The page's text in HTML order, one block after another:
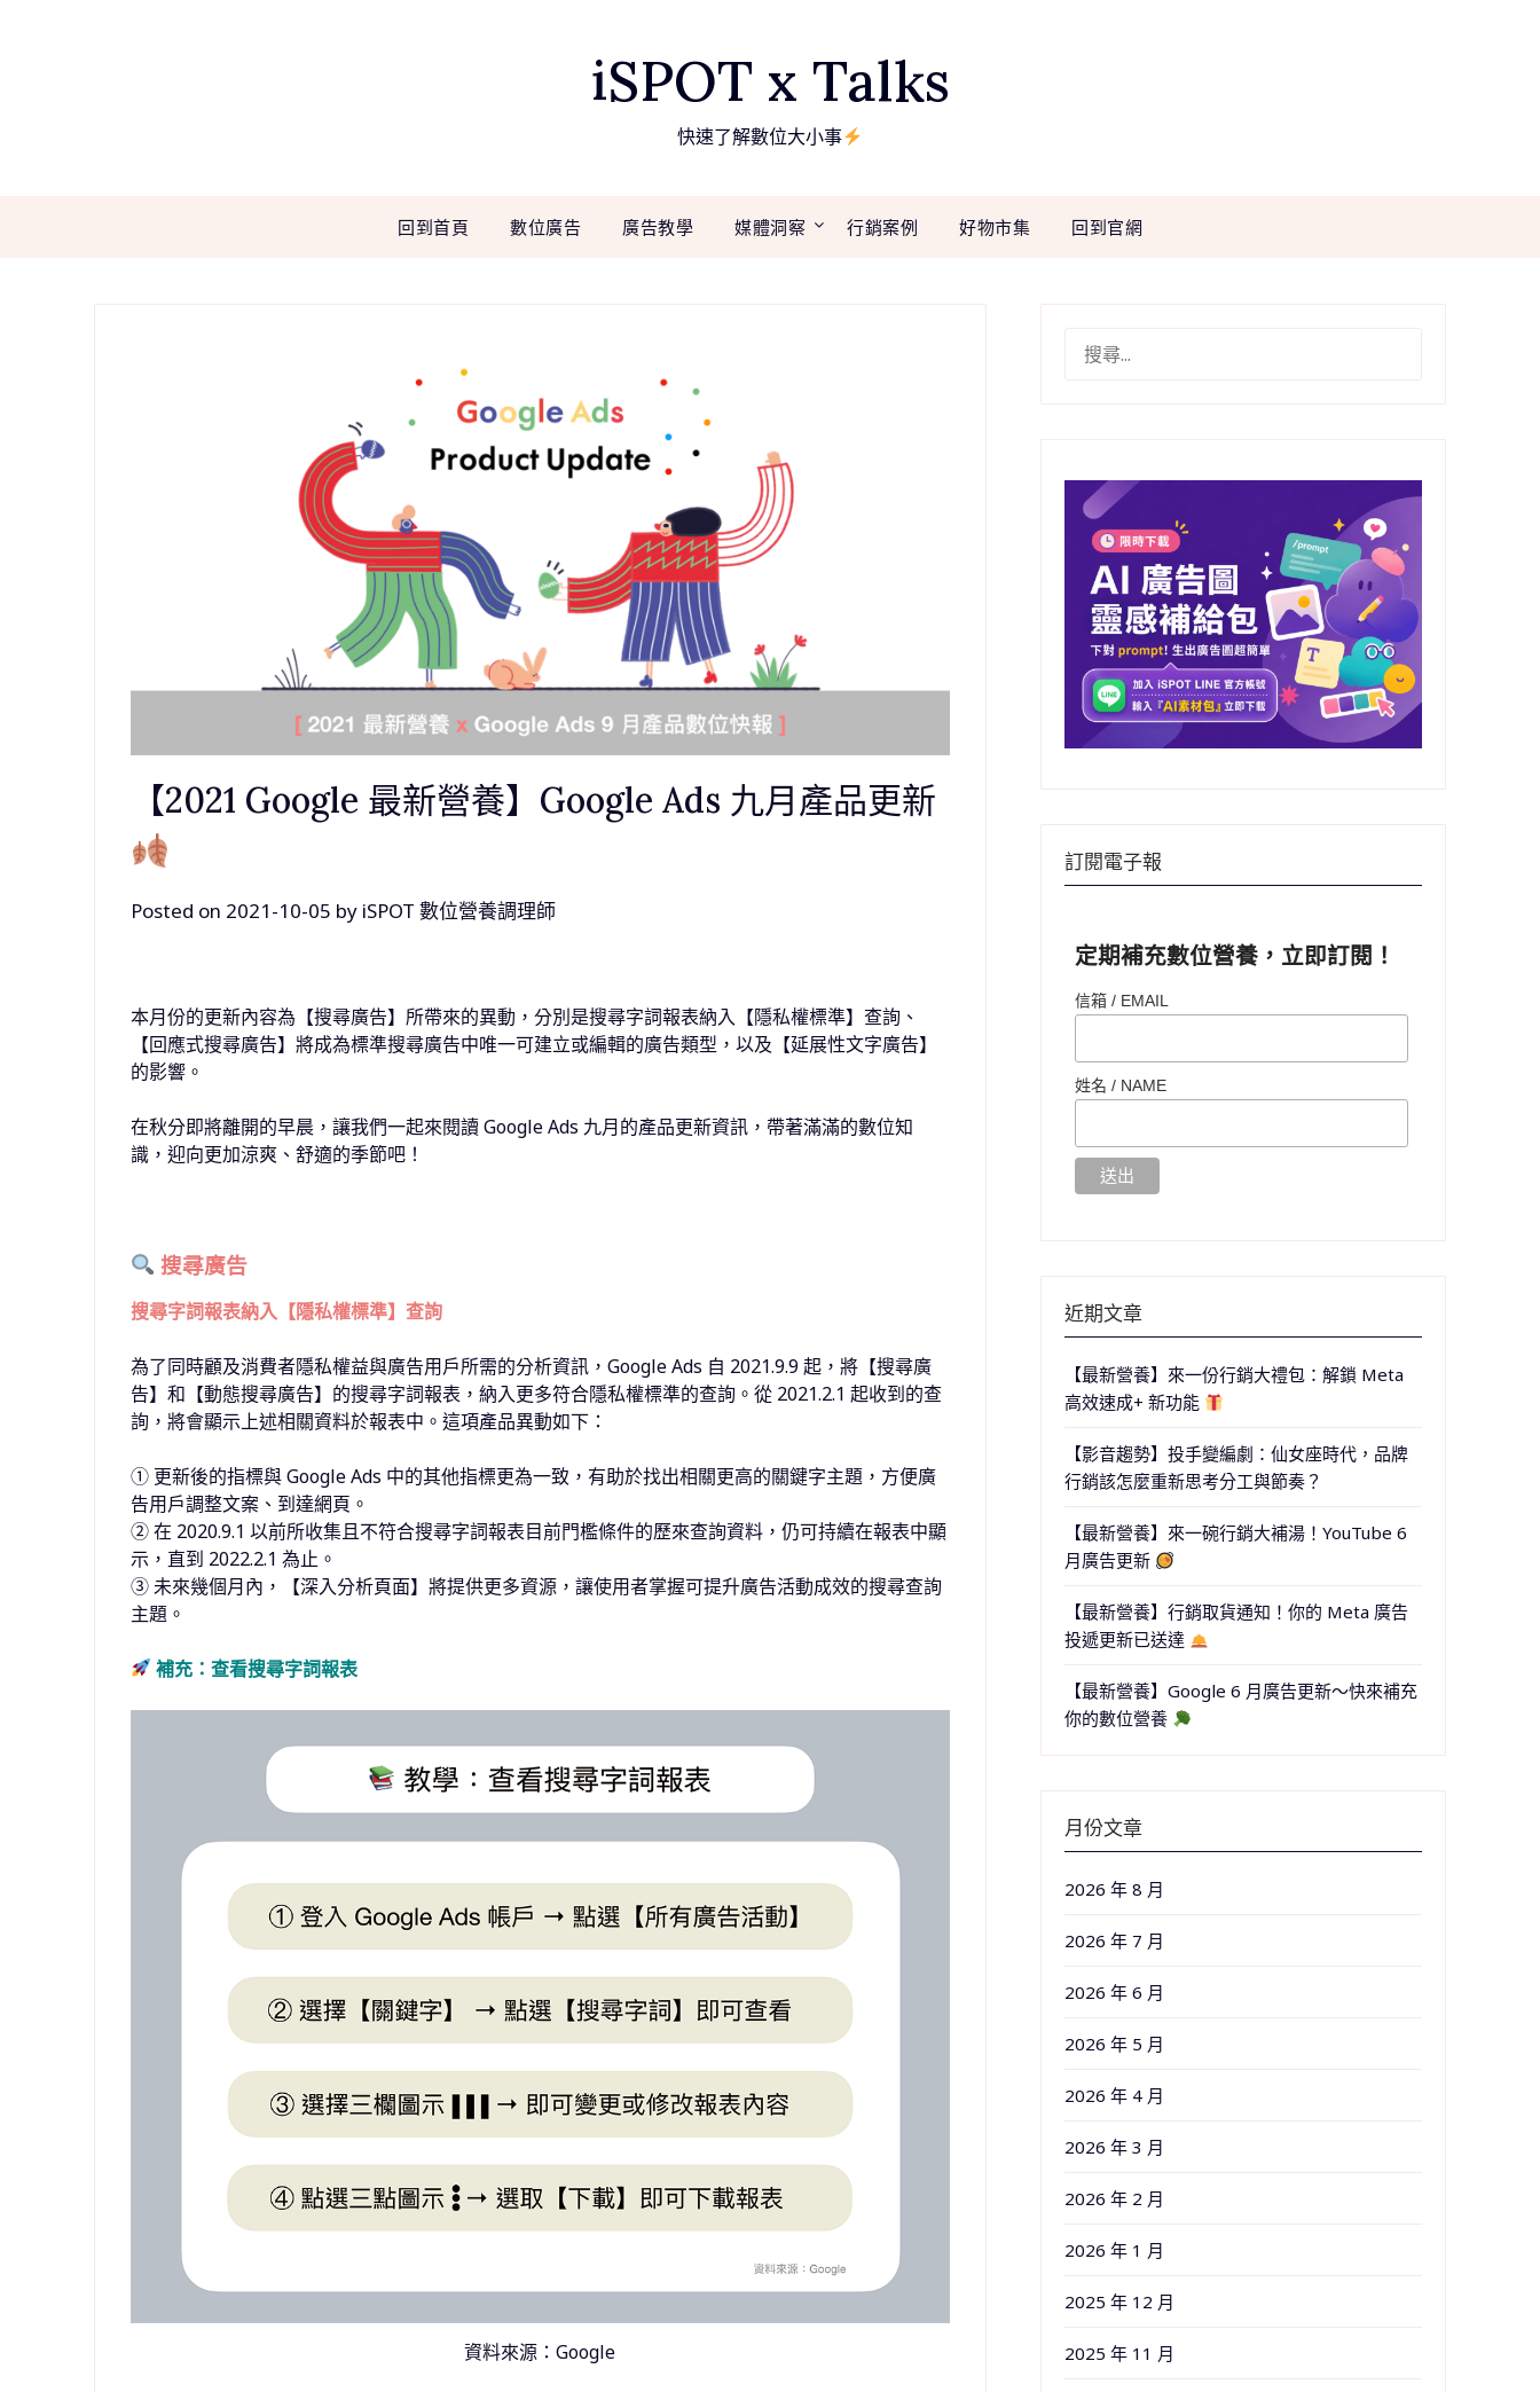
iSPOT x Talks
快速了解數位大小事
回到首頁 數位廣告 廣告教學 媒體洞察 行銷案例 好物市集 回到官網
【2021 Google 最新營養】Google Ads 九月產品更新
Posted on 2021-10-05 by iSPOT 數位營養調理師
本月份的更新內容為【搜尋廣告】所帶來的異動，分別是搜尋字詞報表納入【隱私權標準】查詢、
【回應式搜尋廣告】將成為標準搜尋廣告中唯一可建立或編輯的廣告類型，以及【延展性文字廣告】
的影響。
在秋分即將離開的早晨，讓我們一起來閱讀Google Ads 九月的產品更新資訊，帶著滿滿的數位知
識，迎向更加涼爽、舒適的季節吧！
搜尋廣告
搜尋字詞報表納入【隱私權標準】查詢
為了同時顧及消費者隱私權益與廣告用戶所需的分析資訊，Google Ads 自 2021.9.9 起，將【搜尋廣
告】和【動態搜尋廣告】的搜尋字詞報表，納入更多符合隱私權標準的查詢。從 2021.2.1 起收到的查
詢，將會顯示上述相關資料於報表中。這項產品異動如下：
① 更新後的指標與 Google Ads 中的其他指標更為一致，有助於找出相關更高的關鍵字主題，方便廣
告用戶調整文案、到達網頁。
② 在 2020.9.1 以前所收集且不符合搜尋字詞報表目前門檻條件的歷來查詢資料，仍可持續在報表中顯
示，直到 2022.2.1 為止。
③ 未來幾個月內，
【深入分析頁面】將提供更多資源，讓使用者掌握可提升廣告活動成效的搜尋查詢
主題。
補充：查看搜尋字詞報表
資料來源：Google
訂閱電子報
定期補充數位營養，立即訂閱！
信箱 / EMAIL
姓名 / NAME
近期文章
【最新營養】來一份行銷大禮包：解鎖 Meta
高效速成+ 新功能
【影音趨勢】投手變編劇：仙女座時代，品牌
行銷該怎麼重新思考分工與節奏？
【最新營養】來一碗行銷大補湯！YouTube 6
月廣告更新
【最新營養】行銷取貨通知！你的 Meta 廣告
投遞更新已送達
【最新營養】Google 6 月廣告更新～快來補充
你的數位營養
月份文章
2026 年 8 月
2026 年 7 月
2026 年 6 月
2026 年 5 月
2026 年 4 月
2026 年 3 月
2026 年 2 月
2026 年 1 月
2025 年 12 月
2025 年 11 月